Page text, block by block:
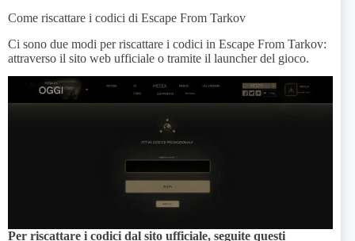
Come riscattare i codici di Escape From Tarkov
Ci sono due modi per riscattare i codici in Escape From Tarkov:
attraverso il sito web ufficiale o tramite il launcher del gioco.
Per riscattare i codici dal sito ufficiale, seguite questi